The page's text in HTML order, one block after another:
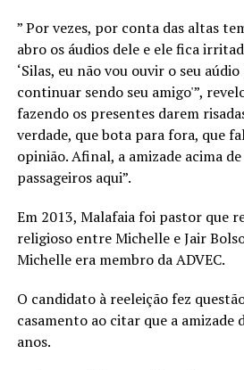
” Por vezes, por conta das altas
abro os áudios dele e ele fica
‘Silas, eu não vou ouvir o seu
continuar sendo seu amigo'”,
fazendo os presentes darem
verdade, que bota para fora, que
opinião. Afinal, a amizade acima
passageiros aqui”.
Em 2013, Malafaia foi pastor que
religioso entre Michelle e Jair
Michelle era membro da ADVEC.
O candidato à reeleição fez
casamento ao citar que a amizade
anos.